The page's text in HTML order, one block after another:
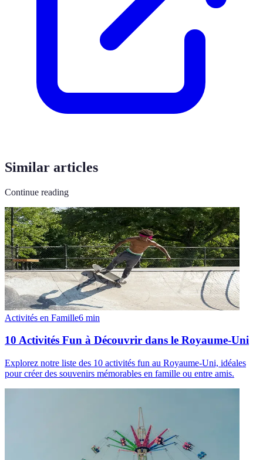
Similar articles
Continue reading
Activités en Famille6 min
10 Activités Fun à Découvrir dans le Royaume-Uni
Explorez notre liste des 10 activités fun au Royaume-Uni, idéales
pour créer des souvenirs mémorables en famille ou entre amis.